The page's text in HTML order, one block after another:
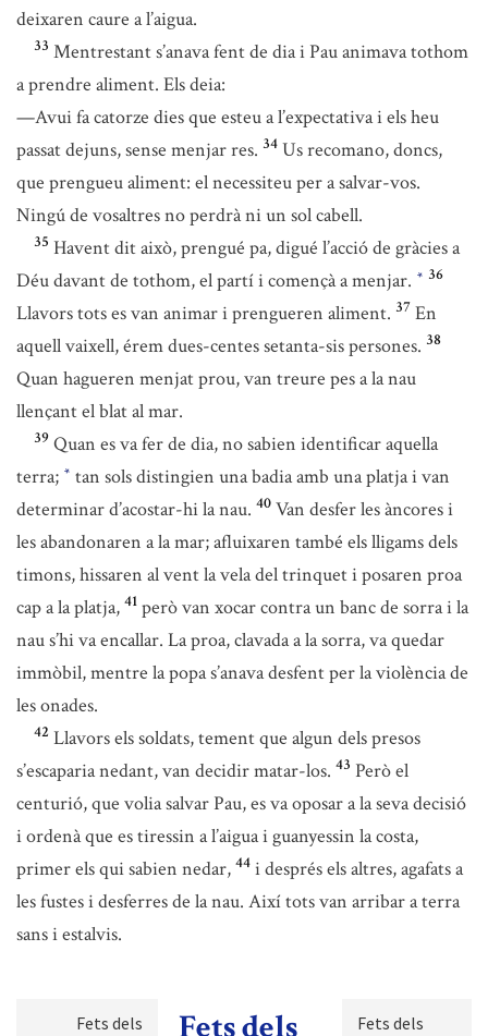
deixaren caure a l’aigua.
33 Mentrestant s’anava fent de dia i Pau animava tothom
a prendre aliment. Els deia:
—Avui fa catorze dies que esteu a l’expectativa i els heu
passat dejuns, sense menjar res. 34 Us recomano, doncs,
que prengueu aliment: el necessiteu per a salvar-vos.
Ningú de vosaltres no perdrà ni un sol cabell.
35 Havent dit això, prengué pa, digué l’acció de gràcies a
Déu davant de tothom, el partí i començà a menjar. * 36
Llavors tots es van animar i prengueren aliment. 37 En
aquell vaixell, érem dues-centes setanta-sis persones. 38
Quan hagueren menjat prou, van treure pes a la nau
llençant el blat al mar.
39 Quan es va fer de dia, no sabien identificar aquella
terra; * tan sols distingien una badia amb una platja i van
determinar d’acostar-hi la nau. 40 Van desfer les àncores i
les abandonaren a la mar; afluixaren també els lligams dels
timons, hissaren al vent la vela del trinquet i posaren proa
cap a la platja, 41 però van xocar contra un banc de sorra i la
nau s’hi va encallar. La proa, clavada a la sorra, va quedar
immòbil, mentre la popa s’anava desfent per la violència de
les onades.
42 Llavors els soldats, tement que algun dels presos
s’escaparia nedant, van decidir matar-los. 43 Però el
centurió, que volia salvar Pau, es va oposar a la seva decisió
i ordenà que es tiressin a l’aigua i guanyessin la costa,
primer els qui sabien nedar, 44 i després els altres, agafats a
les fustes i desferres de la nau. Així tots van arribar a terra
sans i estalvis.
Fets dels Fets dels